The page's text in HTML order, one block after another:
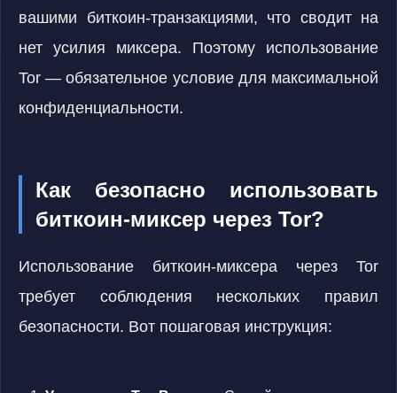
вашими биткоин-транзакциями, что сводит на
нет усилия миксера. Поэтому использование
Tor — обязательное условие для максимальной
конфиденциальности.
Как безопасно использовать
биткоин-миксер через Tor?
Использование биткоин-миксера через Tor
требует соблюдения нескольких правил
безопасности. Вот пошаговая инструкция: